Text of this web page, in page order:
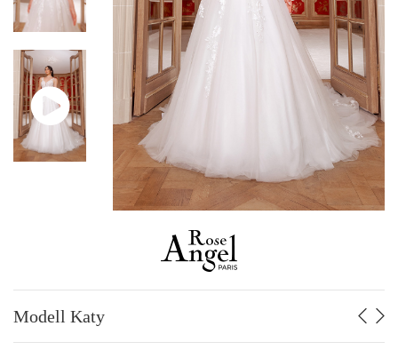
NACH STIL
Fließend – Meerjungfrau
A-Linie
Voluminös
NACH PREIS
Von 499 bis 749 €
Von 750 bis 999 €
Von 1000 bis 1249 €
Von 1250 bis 1499 €
Von 1500 bis 1749 €
Von 1750 bis 1999 €
Von 2000 bis 2500 €
NACH MARKE
Atelier Nuptial 2027
Modell Katy